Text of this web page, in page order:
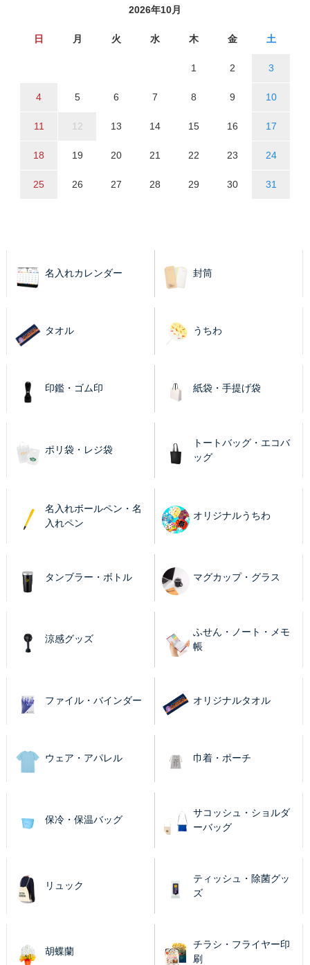
2026年10月
日 月 火 水 木 金 土
1 2 3
4 5 6 7 8 9 10
11 12 13 14 15 16 17
18 19 20 21 22 23 24
25 26 27 28 29 30 31
名入れカレンダー 封筒
タオル うちわ
印鑑・ゴム印 紙袋・手提げ袋
ポリ袋・レジ袋
トートバッグ・エコバ
ッグ
名入れボールペン・名
入れペン
オリジナルうちわ
タンブラー・ボトル マグカップ・グラス
涼感グッズ
ふせん・ノート・メモ
帳
ファイル・バインダー オリジナルタオル
ウェア・アパレル 巾着・ポーチ
保冷・保温バッグ
サコッシュ・ショルダ
ーバッグ
リュック
ティッシュ・除菌グッ
ズ
胡蝶蘭
チラシ・フライヤー印
刷